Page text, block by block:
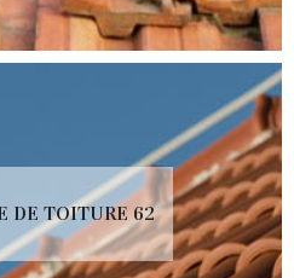
DE TOITURE 62